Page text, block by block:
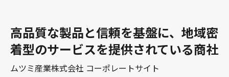
高品質な製品と信頼を基盤に、地域密
着型のサービスを提供されている商社
ムツミ産業株式会社 コーポレートサイト